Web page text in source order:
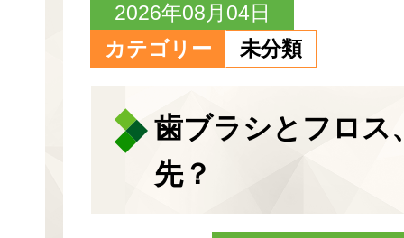
2026年08月04日
カテゴリー
未分類
歯ブラシとフロス
先？